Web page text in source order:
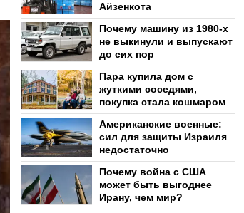
Айзенкота
Почему машину из 1980-х
не выкинули и выпускают
до сих пор
Пара купила дом с
жуткими соседями,
покупка стала кошмаром
Американские военные:
сил для защиты Израиля
недостаточно
Почему война с США
может быть выгоднее
Ирану, чем мир?